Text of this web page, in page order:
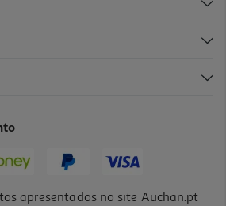
apresentados no site Auchan.pt